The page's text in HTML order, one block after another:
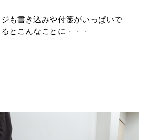
も書き込みや付箋がいっぱいで
とこんなことに・・・